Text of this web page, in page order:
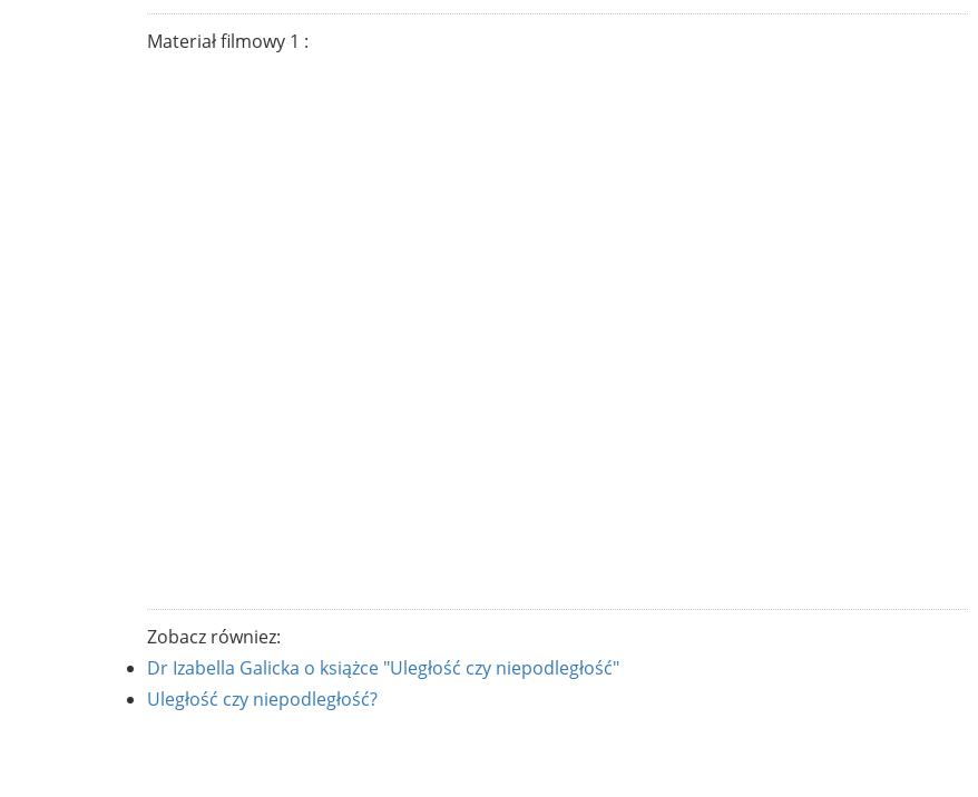
Materiał filmowy 1 :
Zobacz równiez:
Dr Izabella Galicka o książce "Uległość czy niepodległość"
Uległość czy niepodległość?